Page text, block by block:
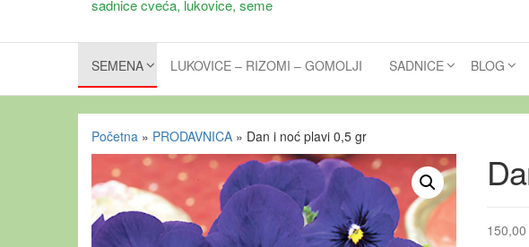
sadnice cveća, lukovice, seme
SEMENA LUKOVICE – RIZOMI – GOMOLJI SADNICE BLOG
Početna » PRODAVNICA » Dan i noć plavi 0,5 gr
150,00